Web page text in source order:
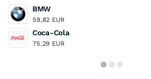
BMW
59,82 EUR
Coca-Cola
75,29 EUR